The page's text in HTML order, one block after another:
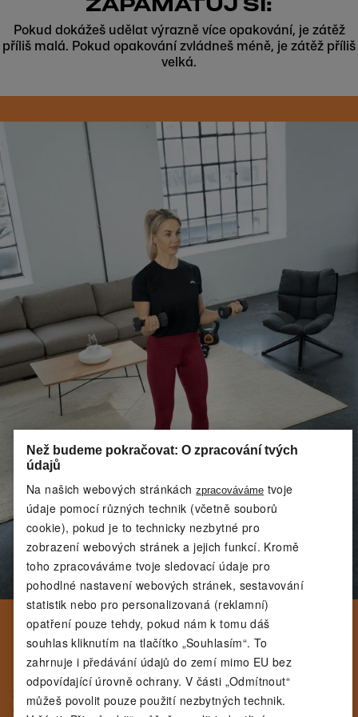
Pokud dokážeš udělat výrazně více opakování, je zátěž
příliš malá. Pokud opakování zvládneš méně, je zátěž příliš
velká.
BEZPEČNOST NA PRVNÍM
MÍSTĚ
Pro začátečníky i pokročilé by měla být při výběru
zátěže vždy na prvním místě bezpečnost. Je to
důležité, aby nedošlo ke zranění.
Než budeme pokračovat: O zpracování tvých
údajů
Na našich webových stránkáchzpracováváme tvoje
údaje pomocí různých technik (včetně souborů
cookie), pokud je to technicky nezbytné pro
zobrazení webových stránek a jejich funkcí. Kromě
toho zpracováváme tvoje sledovací údaje pro
pohodlné nastavení webových stránek, sestavování
statistik nebo pro personalizovaná (reklamní)
opatření pouze tehdy, pokud nám k tomu dáš
souhlas kliknutím na tlačítko „Souhlasím“. To
zahrnuje i předávání údajů do zemí mimo EU bez
odpovídající úrovně ochrany. V části „Odmítnout“
můžeš povolit pouze použití nezbytných technik.